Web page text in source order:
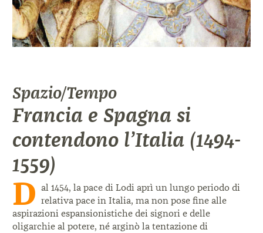
Spazio/Tempo
Francia e Spagna si
contendono l’Italia (1494-
1559)
D al 1454, la pace di Lodi aprì un lungo periodo di
relativa pace in Italia, ma non pose fine alle
aspirazioni espansionistiche dei signori e delle
oligarchie al potere, né arginò la tentazione di